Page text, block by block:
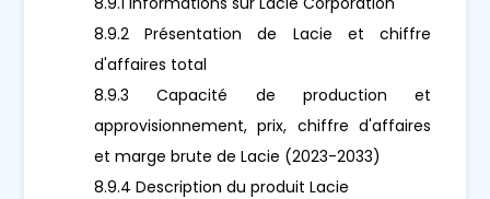
8.9.2 Présentation de Lacie et chiffre
d'affaires total
8.9.3 Capacité de production et
approvisionnement, prix, chiffre d'affaires
et marge brute de Lacie (2023-2033)
8.9.4 Description du produit Lacie